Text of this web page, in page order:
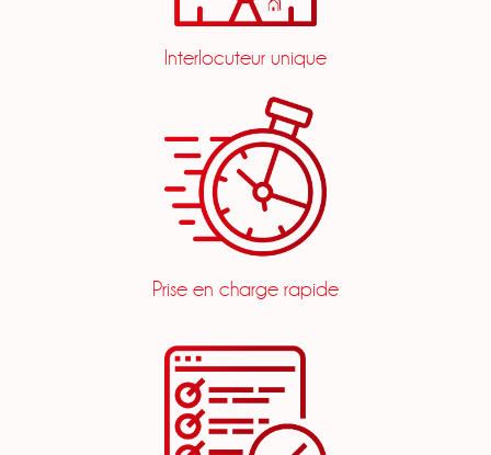
Interlocuteur unique
Prise en charge rapide